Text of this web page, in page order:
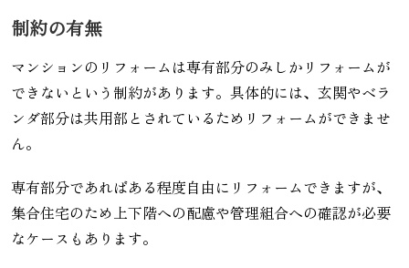
制約の有無
マンションのリフォームは専有部分のみしかリフォームが
できないという制約があります。具体的には、玄関やベラ
ンダ部分は共用部とされているためリフォームができませ
ん。
専有部分であればある程度自由にリフォームできますが、
集合住宅のため上下階への配慮や管理組合への確認が必要
なケースもあります。